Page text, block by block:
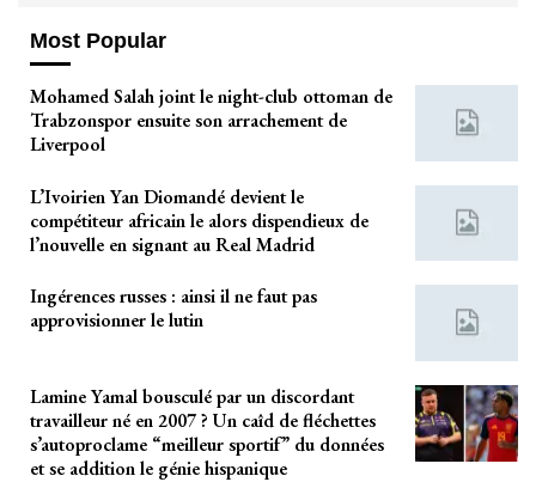
Most Popular
Mohamed Salah joint le night-club ottoman de
Trabzonspor ensuite son arrachement de
Liverpool
L’Ivoirien Yan Diomandé devient le
compétiteur africain le alors dispendieux de
l’nouvelle en signant au Real Madrid
Ingérences russes : ainsi il ne faut pas
approvisionner le lutin
Lamine Yamal bousculé par un discordant
travailleur né en 2007 ? Un caîd de fléchettes
s’autoproclame “meilleur sportif” du données
et se addition le génie hispanique